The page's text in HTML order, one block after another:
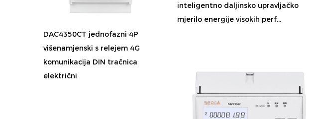
DAC4350CT jednofazni 4P
višenamjenski s relejem 4G
komunikacija DIN tračnica
električni
inteligentno daljinsko upravljačko
mjerilo energije visokih perf...